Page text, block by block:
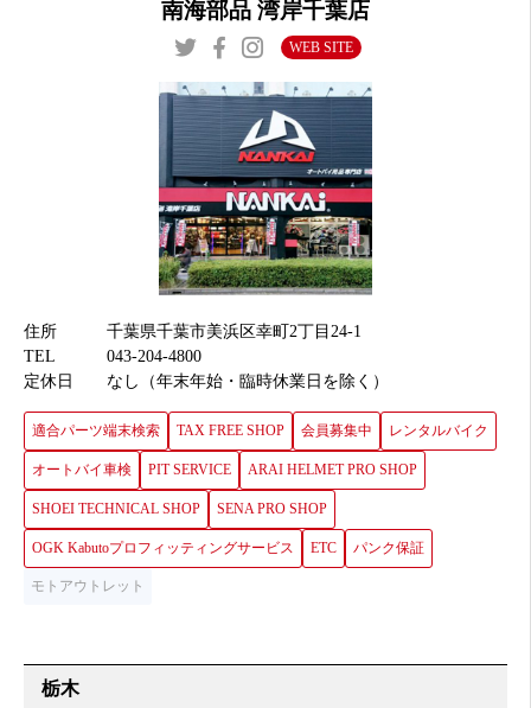
南海部品 湾岸千葉店
WEB SITE
住所
千葉県千葉市美浜区幸町2丁目24-1
TEL
043-204-4800
定休日
なし（年末年始・臨時休業日を除く）
適合パーツ端末検索 TAX FREE SHOP 会員募集中 レンタルバイク
オートバイ車検 PIT SERVICE ARAI HELMET PRO SHOP
SHOEI TECHNICAL SHOP SENA PRO SHOP
OGK Kabutoプロフィッティングサービス ETC パンク保証
モトアウトレット
栃木